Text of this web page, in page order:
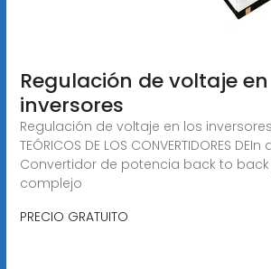
Regulación de voltaje
inversores
Regulación de voltaje en los inversores
TEÓRICOS DE LOS CONVERTIDORES
Convertidor de potencia back to
complejo
PRECIO GRATUITO